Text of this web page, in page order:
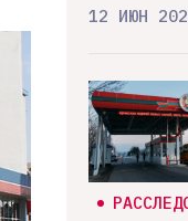
12 ИЮН